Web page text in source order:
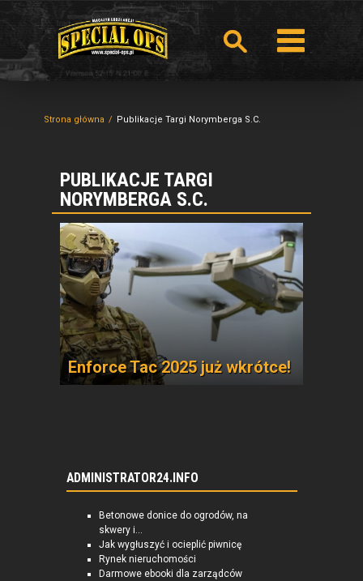
Strona główna Publikacje Targi Norymberga S.C.
PUBLIKACJE TARGI
NORYMBERGA S.C.
Enforce Tac 2025 już wkrótce!
ADMINISTRATOR24.INFO
Betonowe donice do ogrodów, na
skwery i...
Jak wygłuszyć i ocieplić piwnicę
Rynek nieruchomości
Darmowe ebooki dla zarządców